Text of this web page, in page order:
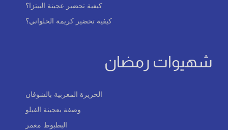
كيفية تحضير عجينة البيتزا؟
كيفية تحضير كريمة الحلواني؟
شهيوات رمضان
الحريرة المغربية بالشوفان
وصفة بعجينة الفيلو
البطبوط معمر